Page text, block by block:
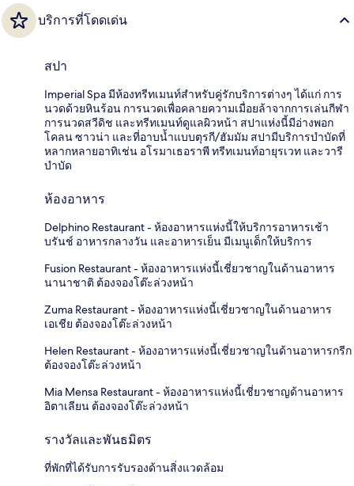
บริการที่โดดเด่น
สปา
Imperial Spa มีห้องทรีทเมนท์สำหรับคู่รักบริการต่างๆ ได้แก่ การ
นวดด้วยหินร้อน การนวดเพื่อคลายความเมื่อยล้าจากการเล่นกีฬา
การนวดสวีดิช และทรีทเมนท์ดูแลผิวหน้า สปาแห่งนี้มีอ่างพอก
โคลน ซาวน่า และที่อาบน้ำแบบตุรกี/ฮัมมัม สปามีบริการบำบัดที่
หลากหลายอาทิเช่น อโรมาเธอราพี ทรีทเมนท์อายุรเวท และวารี
บำบัด
ห้องอาหาร
Delphino Restaurant - ห้องอาหารแห่งนี้ให้บริการอาหารเช้า
บรันช์ อาหารกลางวัน และอาหารเย็น มีเมนูเด็กให้บริการ
Fusion Restaurant - ห้องอาหารแห่งนี้เชี่ยวชาญในด้านอาหาร
นานาชาติ ต้องจองโต๊ะล่วงหน้า
Zuma Restaurant - ห้องอาหารแห่งนี้เชี่ยวชาญในด้านอาหาร
เอเชีย ต้องจองโต๊ะล่วงหน้า
Helen Restaurant - ห้องอาหารแห่งนี้เชี่ยวชาญในด้านอาหารกรีก
ต้องจองโต๊ะล่วงหน้า
Mia Mensa Restaurant - ห้องอาหารแห่งนี้เชี่ยวชาญด้านอาหาร
อิตาเลียน ต้องจองโต๊ะล่วงหน้า
รางวัลและพันธมิตร
ที่พักที่ได้รับการรับรองด้านสิ่งแวดล้อม